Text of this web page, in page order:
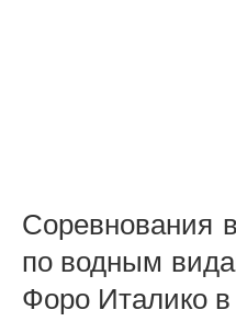
Соревнования
по водным
Форо Италико